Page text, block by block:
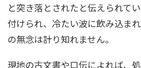
と突き落とされたと伝えられて
付けられ、冷たい波に飲み込ま
の無念は計り知れません。
現地の古文書や口伝によれば、